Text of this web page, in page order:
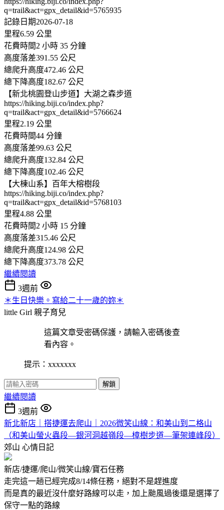
q=trail&act=gpx_detail&id=5765935
記錄日期2026-07-18
里程6.59 公里
花費時間2 小時 35 分鐘
高度落差391.55 公尺
總爬升高度472.46 公尺
總下降高度182.67 公尺
【新北桃園登山步道】大湖之森步道
https://hiking.biji.co/index.php?
q=trail&act=gpx_detail&id=5766624
里程2.19 公里
花費時間44 分鐘
高度落差99.63 公尺
總爬升高度132.84 公尺
總下降高度102.46 公尺
【大棟山系】百年大榕樹段
https://hiking.biji.co/index.php?
q=trail&act=gpx_detail&id=5768103
里程4.88 公里
花費時間2 小時 15 分鐘
高度落差315.46 公尺
總爬升高度124.98 公尺
總下降高度373.78 公尺
繼續閱讀
3週前
＊生日快樂。寫給二十一歲的妳＊
little Girl 親子育兒
這篇文章受密碼保護，請輸入密碼後查
看內容。
提示：xxxxxxx
解鎖
繼續閱讀
3週前
新北新店｜搭捷運去爬山｜2026微笑山線：和美山到二格山
（和美山螢火蟲段—銀河洞越嶺段—樟樹步道—筆架連峰段）
郊山 心情日記
新店/捷運/爬山/微笑山線/寶石任務
走完這一趟已經完成8/14條任務，絕對不是趕進度
而是真的最近沒什麼好路線可以走，加上颱風過後還是選擇了
保守一點的路線